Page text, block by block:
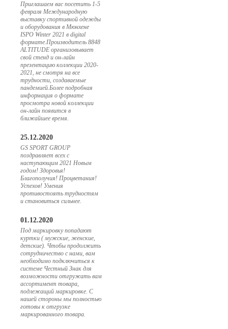
Приглашаем вас посетить 1-5
февраля Международную
выставку спортивной одежды
и оборудования в Мюнхене
ISPO Winter 2021 в digital
формате.Производитель 8848
ALTITUDE организовывает
свой стенд и он-лайн
презентацию коллекции 2020-
2021, не смотря на все
трудности, создаваемые
пандемией.Более подробная
информация о формате
просмотра новой коллекции
он-лайн появится в
ближайшее время.
25.12.2020
GS SPORT GROUP
поздравляет всех с
наступающим 2021 Новым
годом! Здоровья!
Благополучия! Процветания!
Успехов! Умения
противостоять трудностям
и становиться сильнее.
01.12.2020
Под маркировку попадают
куртки ( мужские, женские,
детские). Чтобы продолжить
сотрудничество с нами, вам
необходимо подключиться к
системе Честный Знак для
возможности отгружать вам
ассортимент товара,
подлежащий маркировке. С
нашей стороны мы полностью
готовы к отгрузке
маркированного товара.